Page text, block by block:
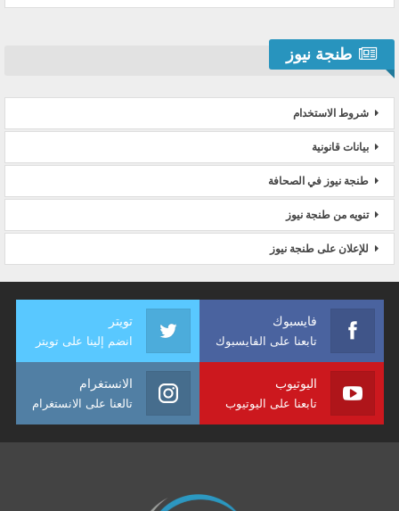
طنجة نيوز
شروط الاستخدام
بيانات قانونية
طنجة نيوز في الصحافة
تنويه من طنجة نيوز
للإعلان على طنجة نيوز
فايسبوك
تابعنا على الفايسبوك
تويتر
انضم إلينا على تويتر
اليوتيوب
تابعنا على اليوتيوب
الانستغرام
تالعنا على الانستغرام